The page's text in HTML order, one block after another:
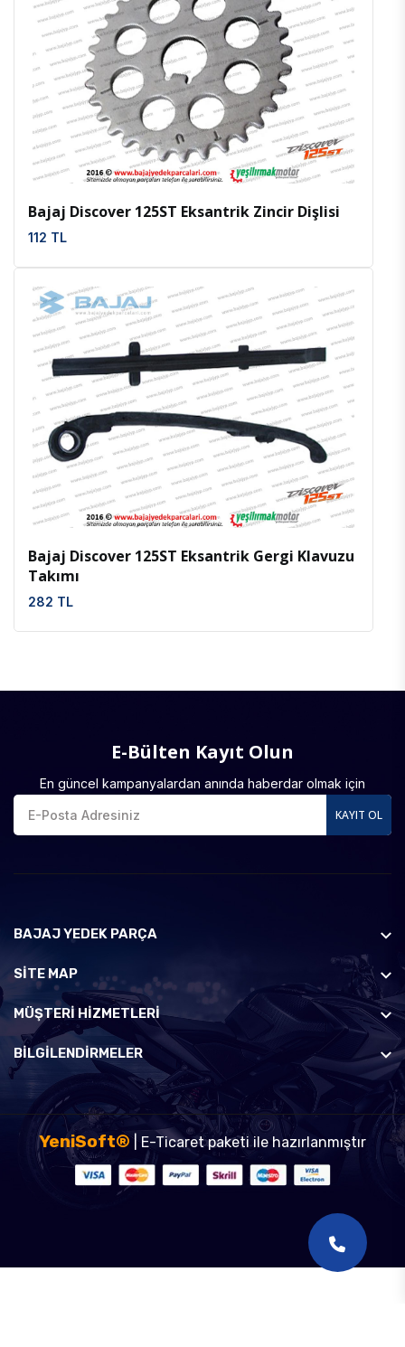
İncele Favoriler
Bajaj Discover 125ST Eksantrik Zincir Dişlisi
112 TL
İncele Favoriler
Bajaj Discover 125ST Eksantrik Gergi Klavuzu
Takımı
282 TL
E-Bülten Kayıt Olun
En güncel kampanyalardan anında haberdar olmak için
KAYIT OL
BAJAJ YEDEK PARÇA
SİTE MAP
MÜŞTERI HIZMETLERI
BILGILENDIRMELER
YeniSoft®| E-Ticaret paketi ile hazırlanmıştır